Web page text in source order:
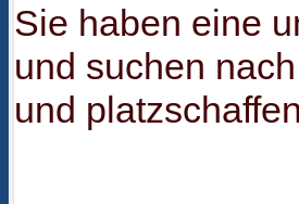
Sie haben eine
und suchen
und